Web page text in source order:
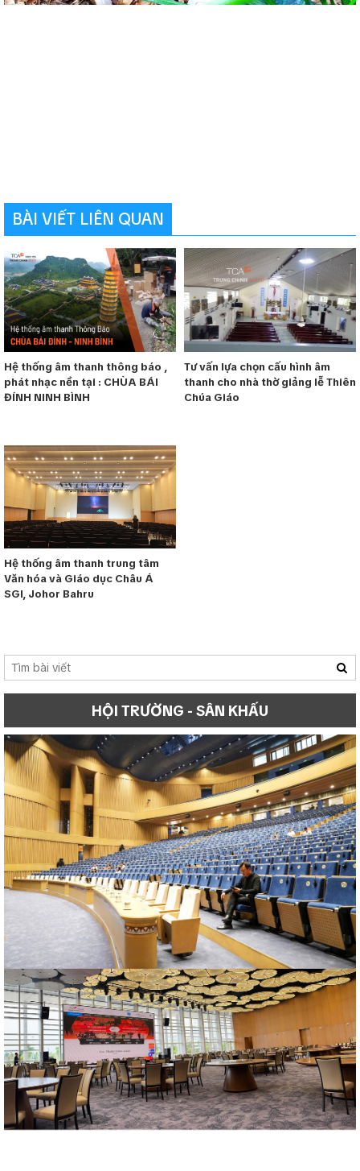
BÀI VIẾT LIÊN QUAN
Hệ thống âm thanh thông báo ,
phát nhạc nền tại : CHÙA BÁI
ĐÍNH NINH BÌNH
Tư vấn lựa chọn cấu hình âm
thanh cho nhà thờ giảng lễ Thiên
Chúa Giáo
Hệ thống âm thanh trung tâm
Văn hóa và Giáo dục Châu Á
SGI, Johor Bahru
HỘI TRƯỜNG - SÂN KHẤU